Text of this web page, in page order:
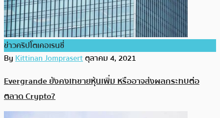
ข่าวคริปโตเคอเรนซี่
ByKittinan Jomprasertตุลาคม 4, 2021
Evergrande ยังคงเทขายหุ้นเพิ่ม หรืออาจส่งผลกระทบต่อ
ตลาด Crypto?